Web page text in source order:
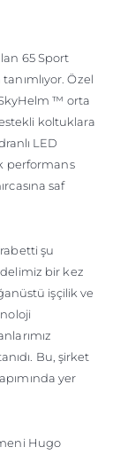
65 Sport
Özel
™ orta
koltuklara
LED
performans
saf
şu
bir kez
işçilik ve
Bu, şirket
yer
Hugo